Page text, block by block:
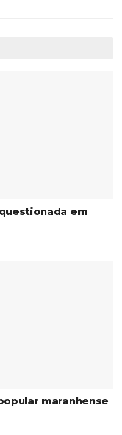
em
maranhense